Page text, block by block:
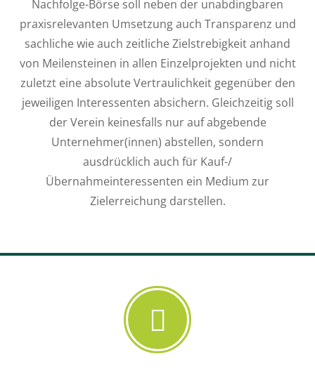
Nachfolge-Börse soll neben der unabdingbaren
praxisrelevanten Umsetzung auch Transparenz und
sachliche wie auch zeitliche Zielstrebigkeit anhand
von Meilensteinen in allen Einzelprojekten und nicht
zuletzt eine absolute Vertraulichkeit gegenüber den
jeweiligen Interessenten absichern. Gleichzeitig soll
der Verein keinesfalls nur auf abgebende
Unternehmer(innen) abstellen, sondern
ausdrücklich auch für Kauf-/
Übernahmeinteressenten ein Medium zur
Zielerreichung darstellen.